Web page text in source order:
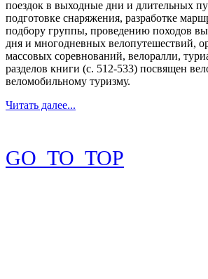
поездок в выходные дни и длительных
подготовке снаряжения, разработке
подбору группы, проведению походов
дня и многодневных велопутешествий,
массовых соревнований, велоралли,
разделов книги (с. 512-533) посвящен
веломобильному туризму.
Читать далее...
GO_TO_TOP